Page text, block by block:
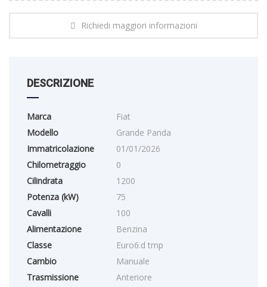
Richiedi maggiori informazioni
DESCRIZIONE
Marca
Fiat
Modello
Grande Panda
Immatricolazione
01/01/2026
Chilometraggio
0
Cilindrata
1200
Potenza (kW)
75
Cavalli
100
Alimentazione
Benzina
Classe
Euro6.d tmp
Cambio
Manuale
Trasmissione
Anteriore